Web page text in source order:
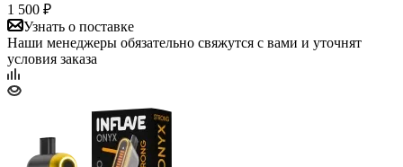
1 500 ₽
Узнать о поставке
Наши менеджеры обязательно свяжутся с вами и уточнят
условия заказа